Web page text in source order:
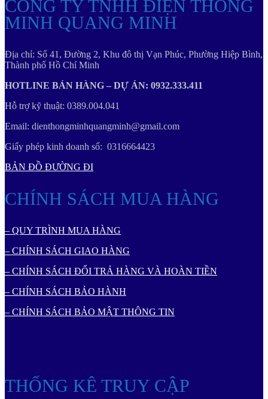
CÔNG TY TNHH ĐIỆN THÔNG
MINH QUANG MINH
Địa chỉ: Số 41, Đường 2, Khu đô thị Vạn Phúc, Phường Hiệp Bình,
Thành phố Hồ Chí Minh
HOTLINE BÁN HÀNG – DỰ ÁN: 0932.333.411
Hỗ trợ kỹ thuật: 0389.004.041
Email: dienthongminhquangminh@gmail.com
Giấy phép kinh doanh số: 0316664423
BẢN ĐỒ ĐƯỜNG ĐI
CHÍNH SÁCH MUA HÀNG
– QUY TRÌNH MUA HÀNG
– CHÍNH SÁCH GIAO HÀNG
– CHÍNH SÁCH ĐỔI TRẢ HÀNG VÀ HOÀN TIỀN
– CHÍNH SÁCH BẢO HÀNH
– CHÍNH SÁCH BẢO MẬT THÔNG TIN
THỐNG KÊ TRUY CẬP